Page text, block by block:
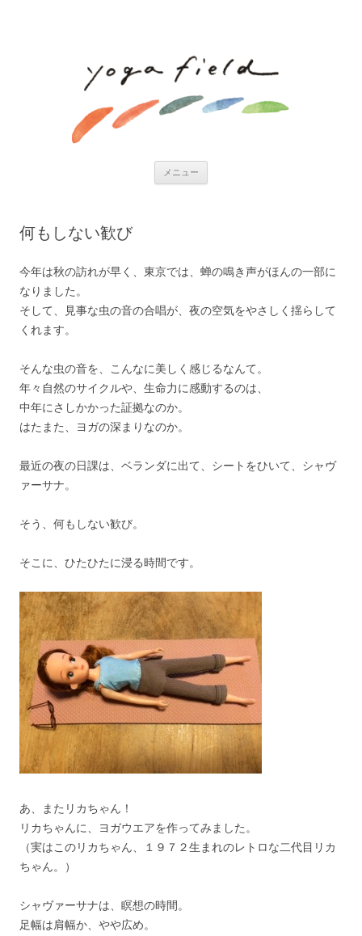
メニュー
何もしない歓び
今年は秋の訪れが早く、東京では、蝉の鳴き声がほんの一部に
なりました。
そして、見事な虫の音の合唱が、夜の空気をやさしく揺らして
くれます。
そんな虫の音を、こんなに美しく感じるなんて。
年々自然のサイクルや、生命力に感動するのは、
中年にさしかかった証拠なのか。
はたまた、ヨガの深まりなのか。
最近の夜の日課は、ベランダに出て、シートをひいて、シャヴ
ァーサナ。
そう、何もしない歓び。
そこに、ひたひたに浸る時間です。
あ、またリカちゃん！
リカちゃんに、ヨガウエアを作ってみました。
（実はこのリカちゃん、１９７２生まれのレトロな二代目リカ
ちゃん。）
シャヴァーサナは、瞑想の時間。
足幅は肩幅か、やや広め。